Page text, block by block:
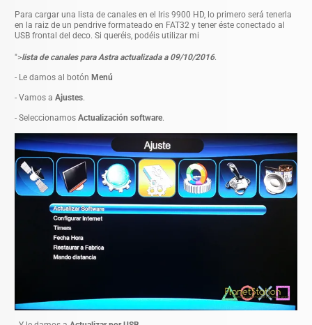
Para cargar una lista de canales en el Iris 9900 HD, lo primero será tenerla
en la raiz de un pendrive formateado en FAT32 y tener éste conectado al
USB frontal del deco. Si queréis, podéis utilizar mi
">lista de canales para Astra actualizada a 09/10/2016.
- Le damos al botón Menú
- Vamos aAjustes.
- SeleccionamosActualización software.